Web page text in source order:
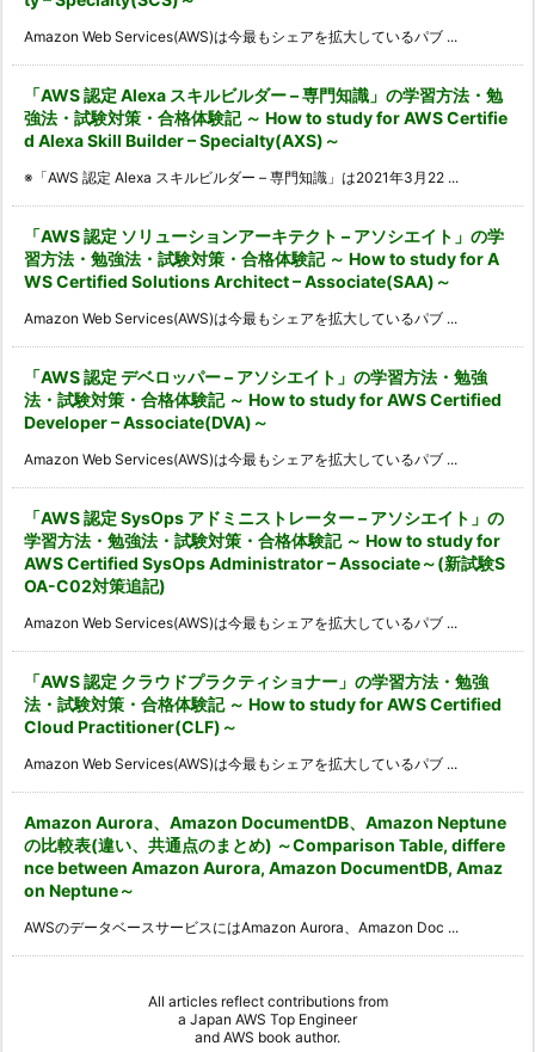
Amazon Web Services(AWS)は今最もシェアを拡大しているパブ ...
「AWS 認定 Alexa スキルビルダー – 専門知識」の学習方法・勉
強法・試験対策・合格体験記 ～ How to study for AWS Certifie
d Alexa Skill Builder – Specialty(AXS)～
※「AWS 認定 Alexa スキルビルダー – 専門知識」は2021年3月22 ...
「AWS 認定 ソリューションアーキテクト – アソシエイト」の学
習方法・勉強法・試験対策・合格体験記 ～ How to study for A
WS Certified Solutions Architect – Associate(SAA)～
Amazon Web Services(AWS)は今最もシェアを拡大しているパブ ...
「AWS 認定 デベロッパー – アソシエイト」の学習方法・勉強
法・試験対策・合格体験記 ～ How to study for AWS Certified
Developer – Associate(DVA)～
Amazon Web Services(AWS)は今最もシェアを拡大しているパブ ...
「AWS 認定 SysOps アドミニストレーター – アソシエイト」の
学習方法・勉強法・試験対策・合格体験記 ～ How to study for
AWS Certified SysOps Administrator – Associate～(新試験S
OA-C02対策追記)
Amazon Web Services(AWS)は今最もシェアを拡大しているパブ ...
「AWS 認定 クラウドプラクティショナー」の学習方法・勉強
法・試験対策・合格体験記 ～ How to study for AWS Certified
Cloud Practitioner(CLF)～
Amazon Web Services(AWS)は今最もシェアを拡大しているパブ ...
Amazon Aurora、Amazon DocumentDB、Amazon Neptune
の比較表(違い、共通点のまとめ) ～Comparison Table, differe
nce between Amazon Aurora, Amazon DocumentDB, Amaz
on Neptune～
AWSのデータベースサービスにはAmazon Aurora、Amazon Doc ...
All articles reflect contributions from
a Japan AWS Top Engineer
and AWS book author.